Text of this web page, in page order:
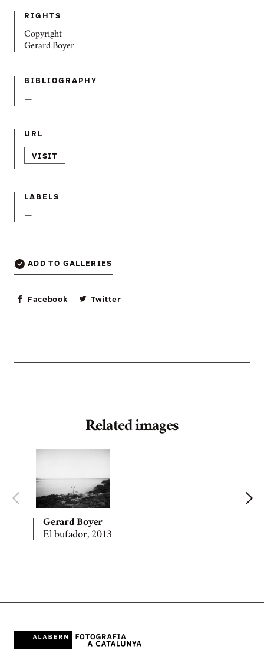
RIGHTS
Copyright
Gerard Boyer
BIBLIOGRAPHY
—
URL
VISIT
LABELS
—
ADD TO GALLERIES
Facebook Twitter
Related images
Gerard Boyer
El bufador, 2013